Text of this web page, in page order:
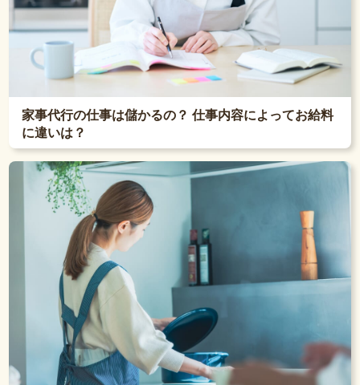
家事代行の仕事は儲かるの？ 仕事内容によってお給料
に違いは？